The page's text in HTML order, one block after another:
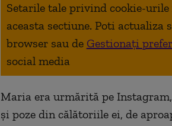
Setarile tale privind cookie-
aceasta sectiune. Poti
browser sau de Gestionați
social media
Maria era urmărită pe
și poze din călătoriile ei, de